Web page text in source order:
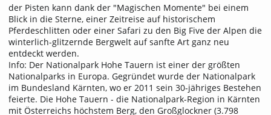
der Pisten kann dank der "Magischen Momente" bei einem
Blick in die Sterne, einer Zeitreise auf historischem
Pferdeschlitten oder einer Safari zu den Big Five der Alpen die
winterlich-glitzernde Bergwelt auf sanfte Art ganz neu
entdeckt werden.
Info: Der Nationalpark Hohe Tauern ist einer der größten
Nationalparks in Europa. Gegründet wurde der Nationalpark
im Bundesland Kärnten, wo er 2011 sein 30-jähriges Bestehen
feierte. Die Hohe Tauern - die Nationalpark-Region in Kärnten
mit Österreichs höchstem Berg, den Großglockner (3.798